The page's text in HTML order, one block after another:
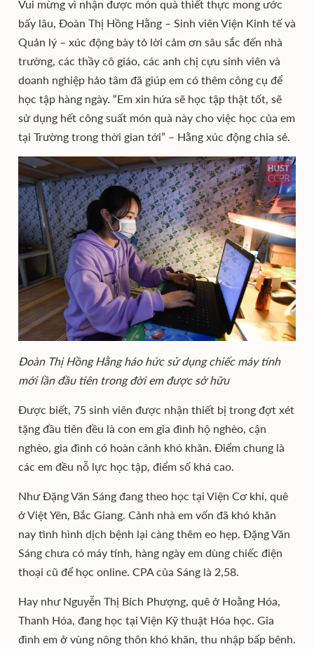
Vui mừng vì nhận được món quà thiết thực mong ước
bấy lâu, Đoàn Thị Hồng Hằng – Sinh viên Viện Kinh tế và
Quản lý – xúc động bày tỏ lời cảm ơn sâu sắc đến nhà
trường, các thầy cô giáo, các anh chị cựu sinh viên và
doanh nghiệp hảo tâm đã giúp em có thêm công cụ để
học tập hàng ngày. “Em xin hứa sẽ học tập thật tốt, sẽ
sử dụng hết công suất món quà này cho việc học của em
tại Trường trong thời gian tới” – Hằng xúc động chia sẻ.
Đoàn Thị Hồng Hằng háo hức sử dụng chiếc máy tính
mới lần đầu tiên trong đời em được sở hữu
Được biết, 75 sinh viên được nhận thiết bị trong đợt xét
tặng đầu tiên đều là con em gia đình hộ nghèo, cận
nghèo, gia đình có hoàn cảnh khó khăn. Điểm chung là
các em đều nỗ lực học tập, điểm số khá cao.
Như Đặng Văn Sáng đang theo học tại Viện Cơ khí, quê
ở Việt Yên, Bắc Giang. Cảnh nhà em vốn đã khó khăn
nay tình hình dịch bệnh lại càng thêm eo hẹp. Đặng Văn
Sáng chưa có máy tính, hàng ngày em dùng chiếc điện
thoại cũ để học online. CPA của Sáng là 2,58.
Hay như Nguyễn Thị Bích Phượng, quê ở Hoằng Hóa,
Thanh Hóa, đang học tại Viện Kỹ thuật Hóa học. Gia
đình em ở vùng nông thôn khó khăn, thu nhập bấp bênh.